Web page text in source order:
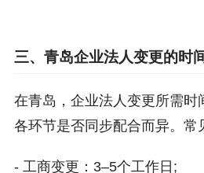
三、青岛企业法人变更的时
在青岛，企业法人变更所需时
各环节是否同步配合而异。常
- 工商变更：3–5个工作日;